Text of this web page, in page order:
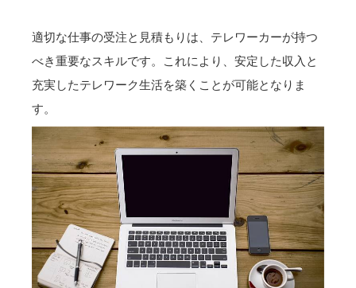
適切な仕事の受注と見積もりは、テレワーカーが持つ
べき重要なスキルです。これにより、安定した収入と
充実したテレワーク生活を築くことが可能となりま
す。